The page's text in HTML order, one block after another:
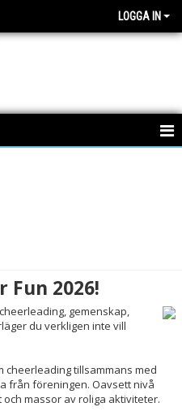
LOGGA IN
Fun 2026!
gemenskap,
du verkligen inte vill
cheerleading tillsammans med
från föreningen. Oavsett nivå
massor av roliga aktiviteter.